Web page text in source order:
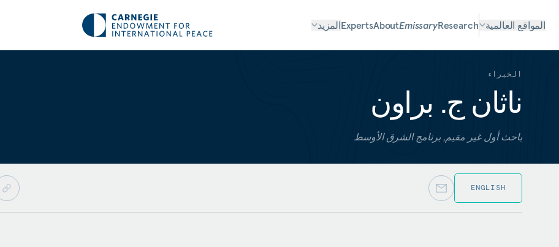
المواقع العالمية Research
Emissary
About
Expertsالمزيد
الخبراء
ناثان ج. براون
باحث أول غير مقيم, برنامج الشرق الأوسط
ENGLISH